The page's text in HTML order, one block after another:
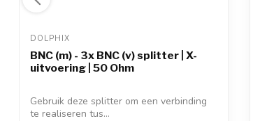
DOLPHIX
BNC (m) - 3x BNC (v) splitter | X-
uitvoering | 50 Ohm
Gebruik deze splitter om een verbinding
te realiseren tus...